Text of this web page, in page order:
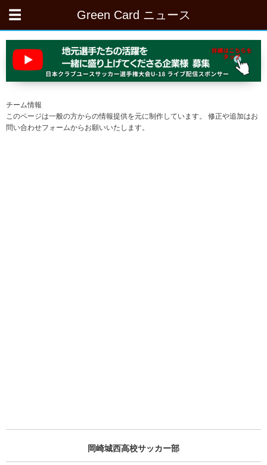
Green Card ニュース
チーム情報
このページは一般の方からの情報提供を元に制作しています。 修正や追加はお
問い合わせフォームからお願いいたします。
岡崎城西高校サッカー部